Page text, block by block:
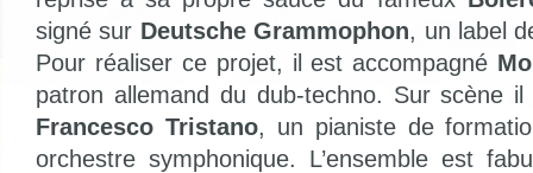
signé sur Deutsche Grammophon, un label
Pour réaliser ce projet, il est accompagné
patron allemand du dub-techno. Sur scène
Francesco Tristano, un pianiste de
orchestre symphonique. L’ensemble est